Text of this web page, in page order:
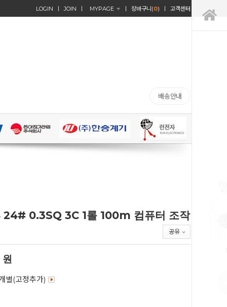
LOGIN JOIN MYPAGE 장바구니(0) 고객센터
배송안내
0.3SQ 3C 1롤 100m 컴퓨터 조작
공유
원
별(고정추가)